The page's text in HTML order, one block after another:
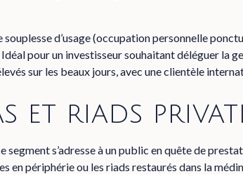
souplesse d’usage (occupation personnelle
pour un investisseur souhaitant déléguer la
sur les beaux jours, avec une clientèle
et riads
segment s’adresse à un public en quête de
en périphérie ou les riads restaurés dans la